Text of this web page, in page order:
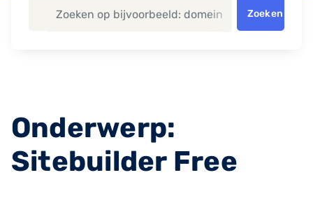
Zoeken
Onderwerp:
Sitebuilder Free